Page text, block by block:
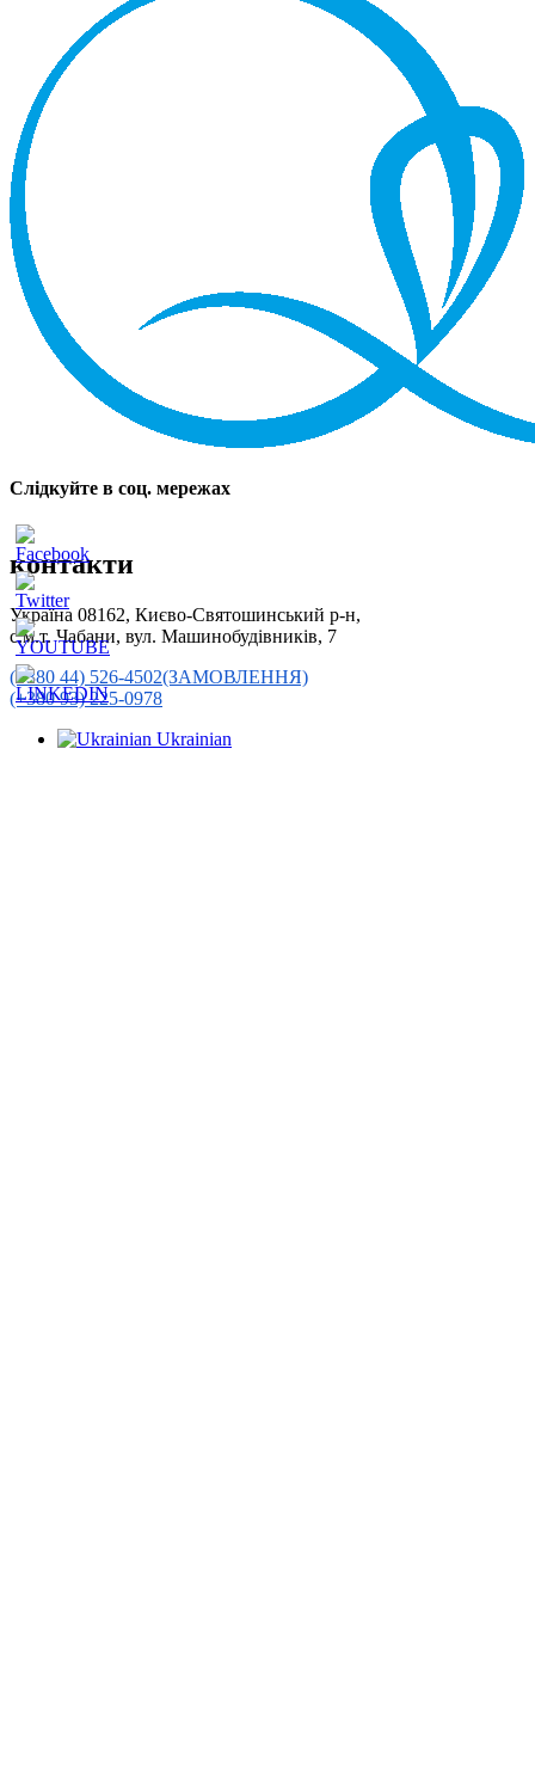
Слідкуйте в соц. мережах
контакти
Україна 08162, Києво-Святошинський р-н,
с.м.т. Чабани, вул. Машинобудівників, 7
(+380 44) 526-4502(ЗАМОВЛЕННЯ)
(+380 93) 225-0978
Ukrainian